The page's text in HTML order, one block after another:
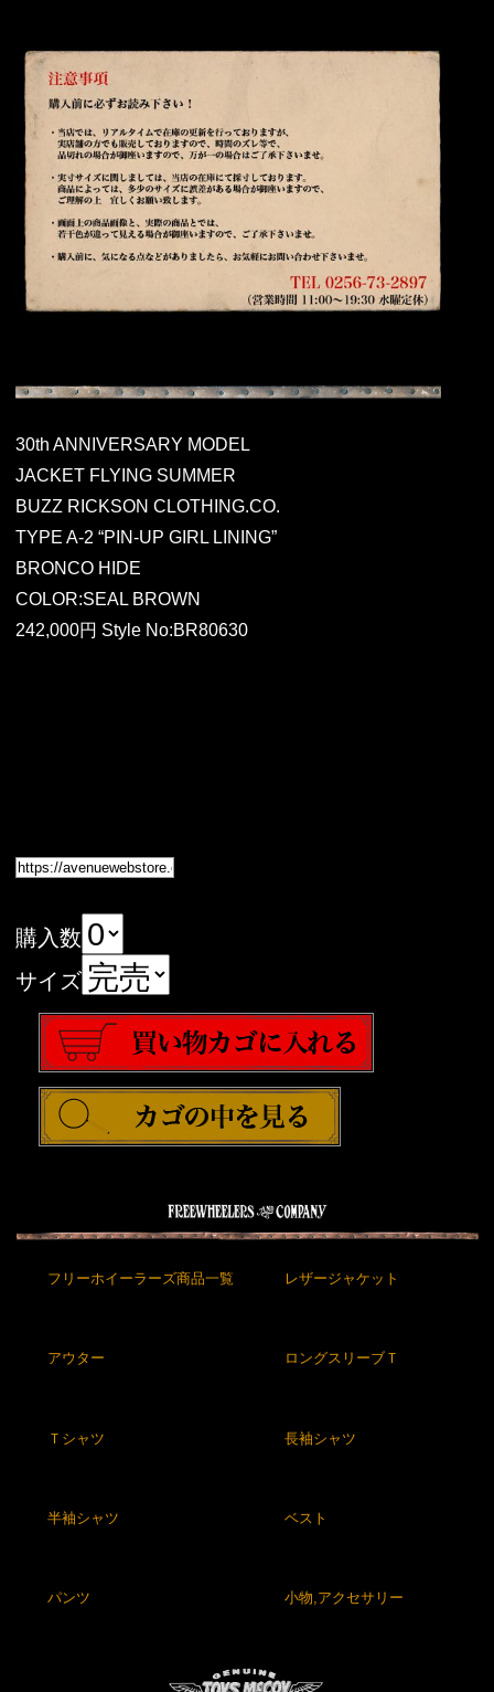
30th ANNIVERSARY MODEL
JACKET FLYING SUMMER
BUZZ RICKSON CLOTHING.CO.
TYPE A-2 “PIN-UP GIRL LINING”
BRONCO HIDE
COLOR:SEAL BROWN
242,000円 Style No:BR80630
購入数
サイズ
フリーホイーラーズ商品一覧 レザージャケット
アウター ロングスリーブＴ
Ｔシャツ 長袖シャツ
半袖シャツ ベスト
パンツ 小物,アクセサリー